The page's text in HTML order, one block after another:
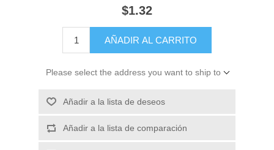
$1.32
Please select the address you want to ship to